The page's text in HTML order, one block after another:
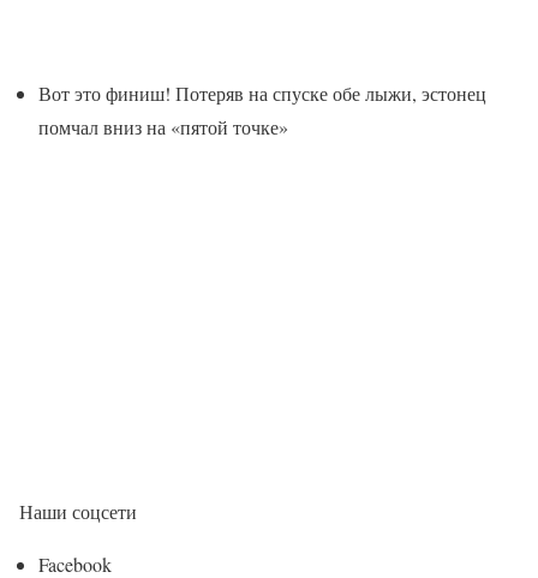
Вот это финиш! Потеряв на спуске обе лыжи, эстонец
помчал вниз на «пятой точке»
Наши соцсети
Facebook